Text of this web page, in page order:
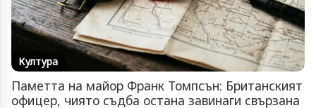
Култура
Паметта на майор Франк Томпсън: Британският
офицер, чиято съдба остана завинаги свързана